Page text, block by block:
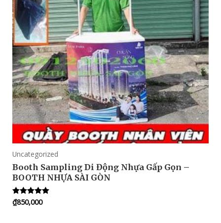
Uncategorized
Booth Sampling Di Động Nhựa Gấp Gọn –
BOOTH NHỰA SÀI GÒN
Rated
5.00
₫850,000